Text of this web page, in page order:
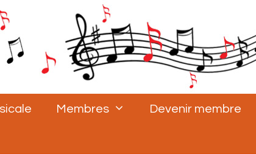
Membres Devenir membre